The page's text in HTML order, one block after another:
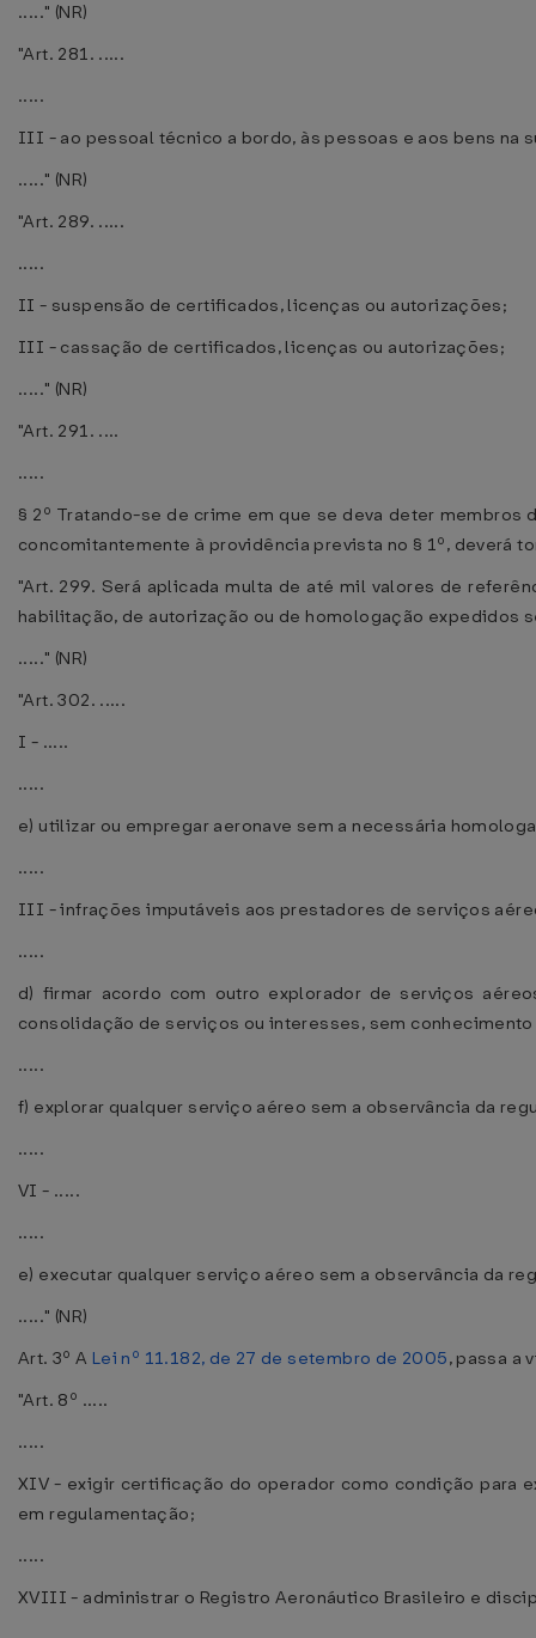
....." (NR)
"Art. 281. .....
.....
III - ao pessoal técnico a bordo, às pessoas e aos bens na
....." (NR)
"Art. 289. .....
.....
II - suspensão de certificados, licenças ou autorizações;
III - cassação de certificados, licenças ou autorizações;
....." (NR)
"Art. 291. ....
.....
§ 2º Tratando-se de crime em que se deva deter
concomitantemente à providência prevista no § 1º, deverá
"Art. 299. Será aplicada multa de até mil valores de
habilitação, de autorização ou de homologação expedidos
....." (NR)
"Art. 302. .....
I - .....
.....
e) utilizar ou empregar aeronave sem a necessária
.....
III - infrações imputáveis aos prestadores de serviços
.....
d) firmar acordo com outro explorador de serviços
consolidação de serviços ou interesses, sem
.....
f) explorar qualquer serviço aéreo sem a observância da
.....
VI - .....
.....
e) executar qualquer serviço aéreo sem a observância da
....." (NR)
Art. 3º A Lei nº 11.182, de 27 de setembro de 2005, passa a
"Art. 8º .....
.....
XIV - exigir certificação do operador como condição para
em regulamentação;
.....
XVIII - administrar o Registro Aeronáutico Brasileiro e